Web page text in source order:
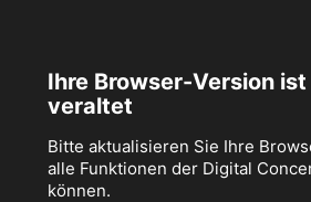
Ihre Browser-Version
veraltet
Bitte aktualisieren Sie Ihre
alle Funktionen der Digital
können.